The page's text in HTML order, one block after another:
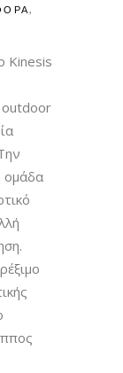
,
Kinesis
outdoor
ομάδα